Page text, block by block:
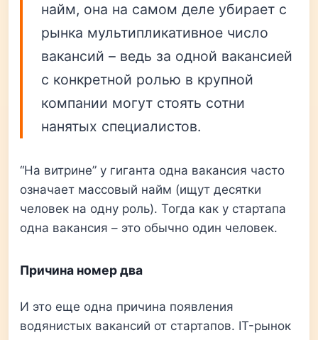
найм, она на самом деле убирает с
рынка мультипликативное число
вакансий – ведь за одной вакансией
с конкретной ролью в крупной
компании могут стоять сотни
нанятых специалистов.
“На витрине” у гиганта одна вакансия часто
означает массовый найм (ищут десятки
человек на одну роль). Тогда как у стартапа
одна вакансия – это обычно один человек.
Причина номер два
И это еще одна причина появления
водянистых вакансий от стартапов. IT-рынок